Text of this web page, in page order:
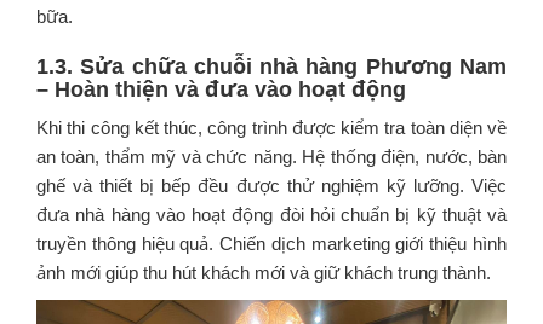
bữa.
1.3. Sửa chữa chuỗi nhà hàng Phương Nam
– Hoàn thiện và đưa vào hoạt động
Khi thi công kết thúc, công trình được kiểm tra toàn diện về
an toàn, thẩm mỹ và chức năng. Hệ thống điện, nước, bàn
ghế và thiết bị bếp đều được thử nghiệm kỹ lưỡng. Việc
đưa nhà hàng vào hoạt động đòi hỏi chuẩn bị kỹ thuật và
truyền thông hiệu quả. Chiến dịch marketing giới thiệu hình
ảnh mới giúp thu hút khách mới và giữ khách trung thành.